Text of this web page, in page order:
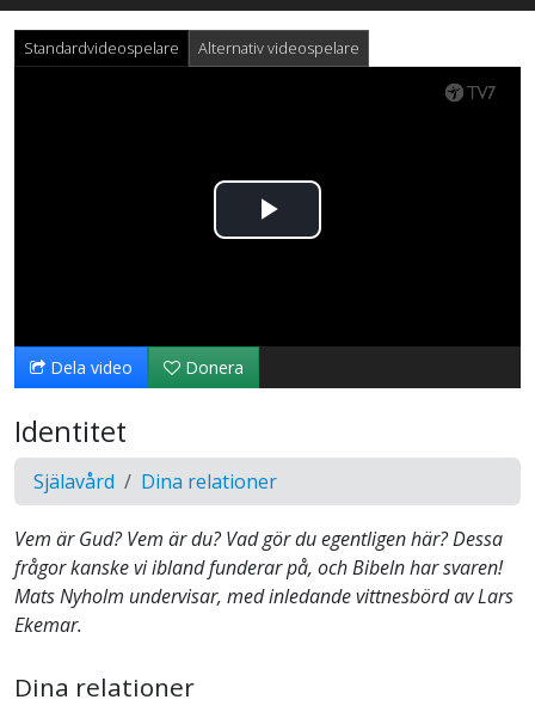
Standardvideospelare Alternativ videospelare
Spela
video
Dela video Donera
Identitet
Själavård Dina relationer
Vem är Gud? Vem är du? Vad gör du egentligen här? Dessa
frågor kanske vi ibland funderar på, och Bibeln har svaren!
Mats Nyholm undervisar, med inledande vittnesbörd av Lars
Ekemar.
Dina relationer